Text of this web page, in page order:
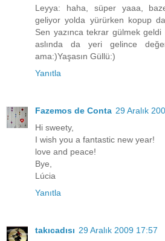
Leyya: haha, süper yaaa,
geliyor yolda yürürken kopup
Sen yazınca tekrar gülmek geldi
aslında da yeri gelince
ama:)Yaşasın Güllü:)
Yanıtla
Fazemos de Conta 29 Aralık
Hi sweety,
I wish you a fantastic new year!
love and peace!
Bye,
Lúcia
Yanıtla
takıcadısı 29 Aralık 2009 17:57